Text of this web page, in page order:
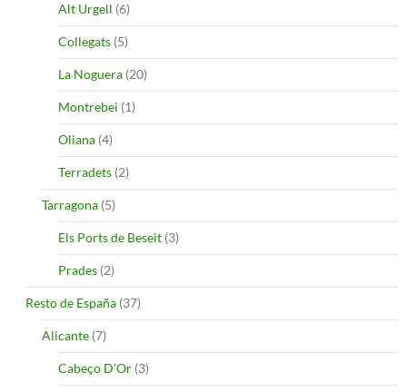
Alt Urgell (6)
Collegats (5)
La Noguera (20)
Montrebei (1)
Oliana (4)
Terradets (2)
Tarragona (5)
Els Ports de Beseit (3)
Prades (2)
Resto de España (37)
Alicante (7)
Cabeço D’Or (3)